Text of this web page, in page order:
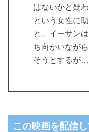
はないかと疑
という女性に
と、イーサン
ち向かいなが
そうとするが…
この映画を配信